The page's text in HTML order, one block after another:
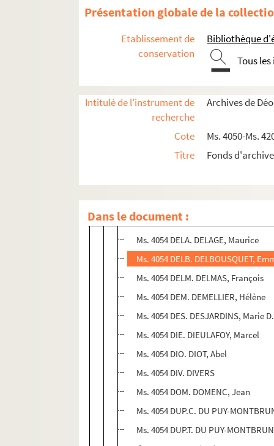
Présentation globale de la
Etablissement de
conservation
Bibliothèque
Tous
Intitulé de l'instrument de
recherche
Archives de
Cote
Ms. 4050-Ms.
Titre
Fonds
Dans le document :
Ms. 4050 - Ms. 4094. Correspondance
Ms. 4050 - Ms. 4071. Correspondance
Ms. 4050. Correspondances
Ms. 4051. Correspondants lettre A
Ms. 4052. Correspondants lettre B
Ms. 4053. Correspondants lettre C
Ms. 4054. Correspondants lettre D
Ms. 4054 DAV. DAVRAY, Raoul
Ms. 4054 DEC. DECAUX, Abel
Ms. 4054 DELA. DELAGE, Maurice
Ms. 4054 DELB. DELBOUSQUET,
Ms. 4054 DELM. DELMAS, François
Ms. 4054 DEM. DEMELLIER, Hélène
Ms. 4054 DES. DESJARDINS, Marie D.
Ms. 4054 DIE. DIEULAFOY, Marcel
Ms. 4054 DIO. DIOT, Abel
Ms. 4054 DIV. DIVERS
Ms. 4054 DOM. DOMENC, Jean
Ms. 4054 DUP.C. DU PUY-
Ms. 4054 DUP.T. DU PUY-